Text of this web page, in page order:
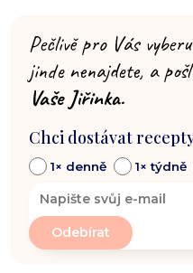
Pečlivě pro Vás
jinde nenajdete, a
Vaše Jiřinka.
Chci dostávat
1× denně 1× týdně